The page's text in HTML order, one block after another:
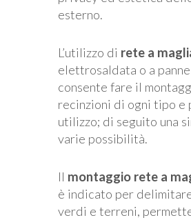
esterno.
L’utilizzo di rete a
elettrosaldata o a
consente fare il
recinzioni di ogni tipo e
utilizzo; di seguito una
varie possibilità.
Il montaggio rete a
è indicato per
verdi e terreni,